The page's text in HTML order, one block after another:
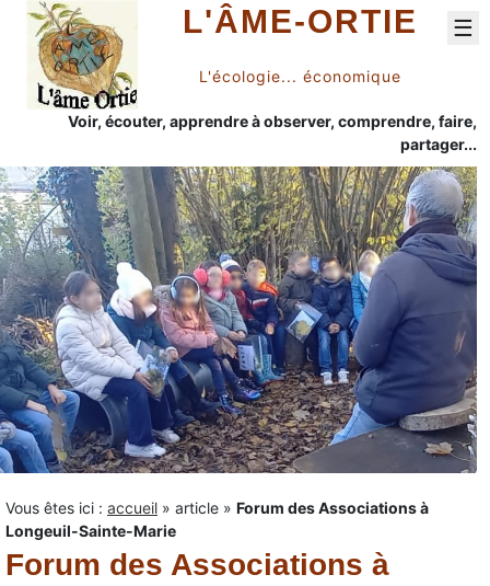
L'ÂME-ORTIE
L'écologie... économique
Voir, écouter, apprendre à observer, comprendre, faire,
partager...
☰
Vous êtes ici : accueil » article » Forum des Associations à
Longeuil-Sainte-Marie
Forum des Associations à